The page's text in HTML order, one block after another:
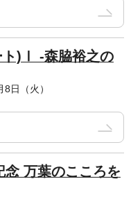
ト)Ⅰ -森脇裕之の
日（火）
万葉のこころを